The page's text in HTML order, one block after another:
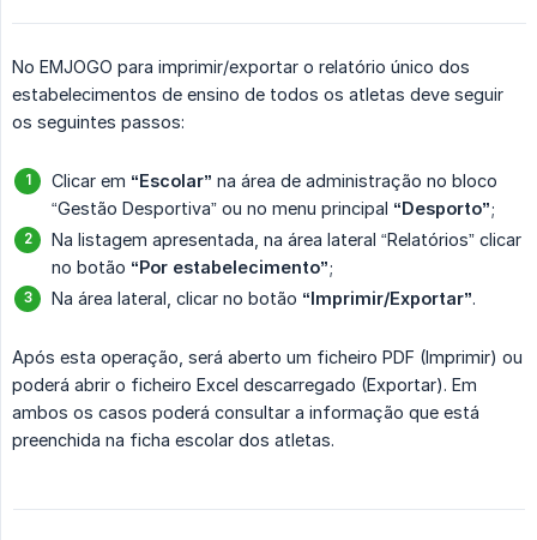
No EMJOGO para imprimir/exportar o relatório único dos
estabelecimentos de ensino de todos os atletas deve seguir
os seguintes passos:
Clicar em “Escolar” na área de administração no bloco
“Gestão Desportiva” ou no menu principal “Desporto”;
Na listagem apresentada, na área lateral “Relatórios” clicar
no botão “Por estabelecimento”;
Na área lateral, clicar no botão “Imprimir/Exportar”.
Após esta operação, será aberto um ficheiro PDF (Imprimir) ou
poderá abrir o ficheiro Excel descarregado (Exportar). Em
ambos os casos poderá consultar a informação que está
preenchida na ficha escolar dos atletas.